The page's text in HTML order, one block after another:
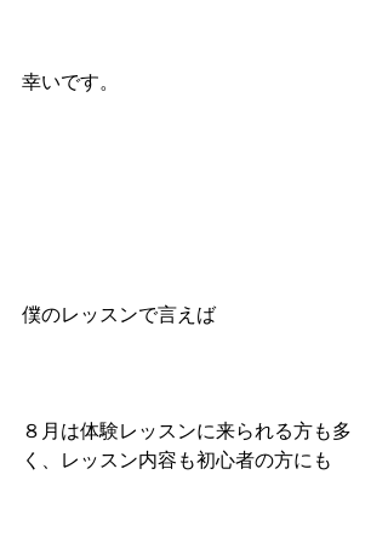
幸いです。
僕のレッスンで言えば
８月は体験レッスンに来られる方も多
く、レッスン内容も初心者の方にも